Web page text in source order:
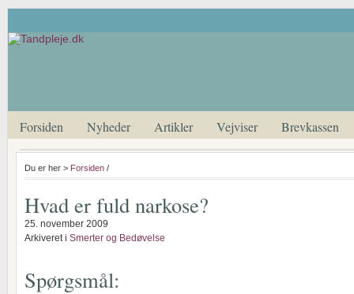
Forsiden Nyheder Artikler Vejviser Brevkassen
Du er her > Forsiden /
Hvad er fuld narkose?
25. november 2009
Arkiveret i Smerter og Bedøvelse
Spørgsmål: